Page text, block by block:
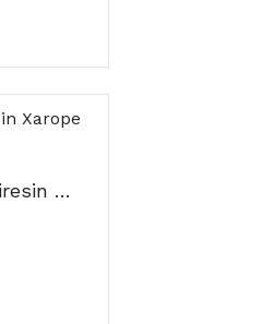
Grintuss Pediatri Poliresin Xarope 180g